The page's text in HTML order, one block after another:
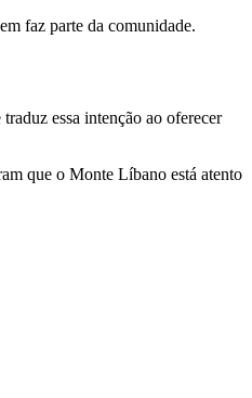
faz parte da comunidade.
essa intenção ao oferecer
que o Monte Líbano está atento